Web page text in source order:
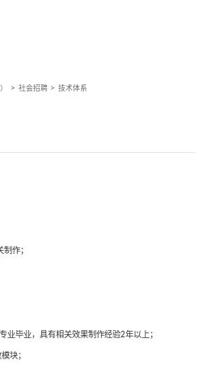
> 社会招聘 > 技术体系
作；
业毕业，具有相关效果制作经验2年以上；
块；